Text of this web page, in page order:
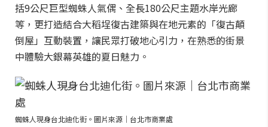
括9公尺巨型蜘蛛人氣偶、全長180公尺主題水岸光廊
等，更打造結合大稻埕復古建築與在地元素的「復古顛
倒屋」互動裝置，讓民眾打破地心引力，在熟悉的街景
中體驗大銀幕英雄的夏日魅力。
蜘蛛人現身台北迪化街。圖片來源｜台北市商業處